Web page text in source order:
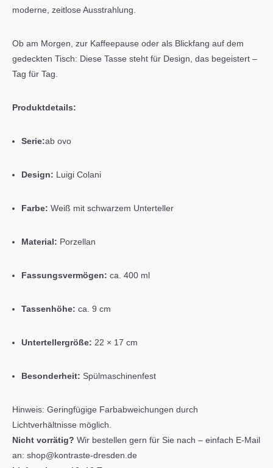
moderne, zeitlose Ausstrahlung.
Ob am Morgen, zur Kaffeepause oder als Blickfang auf dem
gedeckten Tisch: Diese Tasse steht für Design, das begeistert –
Tag für Tag.
Produktdetails:
Serie:ab ovo
Design: Luigi Colani
Farbe: Weiß mit schwarzem Unterteller
Material: Porzellan
Fassungsvermögen: ca. 400 ml
Tassenhöhe: ca. 9 cm
Untertellergröße: 22 × 17 cm
Besonderheit: Spülmaschinenfest
Hinweis: Geringfügige Farbabweichungen durch
Lichtverhältnisse möglich.
Nicht vorrätig? Wir bestellen gern für Sie nach – einfach E-Mail
an: shop@kontraste-dresden.de